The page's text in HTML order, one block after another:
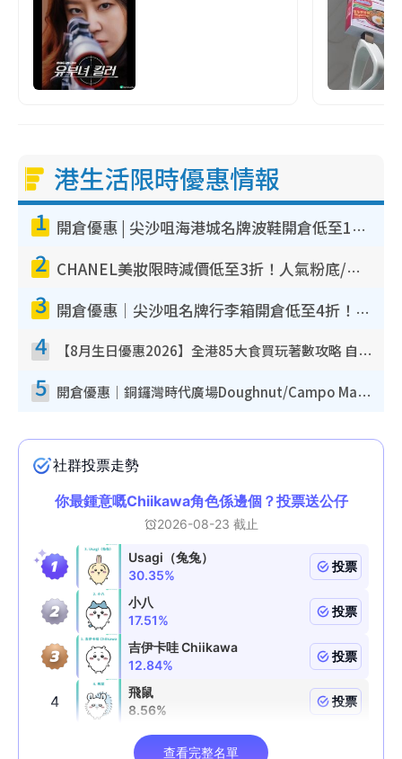
港生活限時優惠情報
1 開倉優惠 | 尖沙咀海港城名牌波鞋開倉低至1折！On鞋$899起／Joy&Peace鞋履$98起
2 CHANEL美妝限時減價低至3折！人氣粉底/唇膏/精華液低至$275！COCO香水都有平
3 開倉優惠｜尖沙咀名牌行李箱開倉低至4折！一連5日 American Tourister/ace./Hallmark $200起！
4 【8月生日優惠2026】全港85大食買玩著數攻略 自助餐/火鍋放題同行免費＋誠品/DONKI送現金券
5 開倉優惠｜銅鑼灣時代廣場Doughnut/Campo Marzio開倉低至1折！背囊、書包、手袋劈價$200起